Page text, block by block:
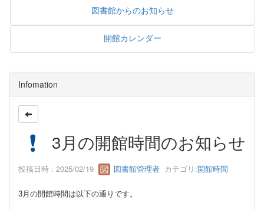
図書館からのお知らせ
開館カレンダー
Infomation
3月の開館時間のお知らせ
投稿日時 : 2025/02/19 図書館管理者 カテゴリ:開館時間
3月の開館時間は以下の通りです。